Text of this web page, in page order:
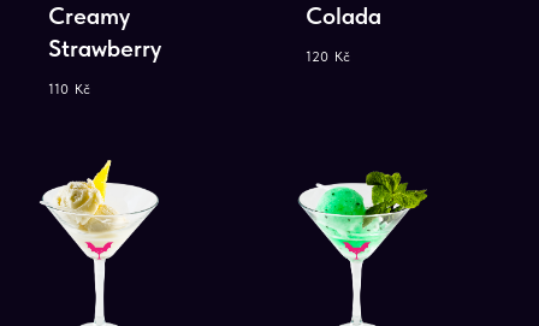
Creamy
Strawberry
110 Kč
Colada
120 Kč